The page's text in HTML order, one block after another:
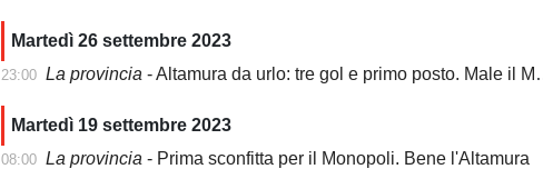
Martedì 26 settembre 2023
23:00 La provincia - Altamura da urlo: tre gol e primo posto. Male il Monopoli
Martedì 19 settembre 2023
08:00 La provincia - Prima sconfitta per il Monopoli. Bene l'Altamura